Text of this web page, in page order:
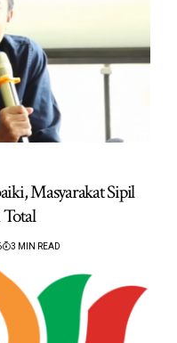
Masyarakat Sipil
3 MIN READ